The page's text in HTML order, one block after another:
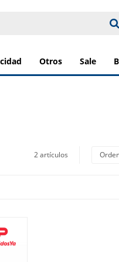
otros sale
2 artículos